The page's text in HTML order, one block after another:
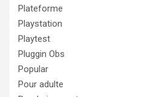
Plateforme
Playstation
Playtest
Pluggin Obs
Popular
Pour adulte